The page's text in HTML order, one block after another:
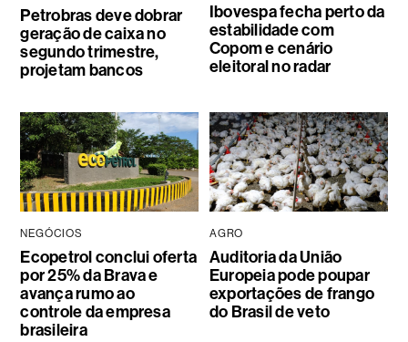
Petrobras deve dobrar
geração de caixa no
segundo trimestre,
projetam bancos
Ibovespa fecha perto da
estabilidade com
Copom e cenário
eleitoral no radar
NEGÓCIOS
Ecopetrol conclui oferta
por 25% da Brava e
avança rumo ao
controle da empresa
brasileira
AGRO
Auditoria da União
Europeia pode poupar
exportações de frango
do Brasil de veto